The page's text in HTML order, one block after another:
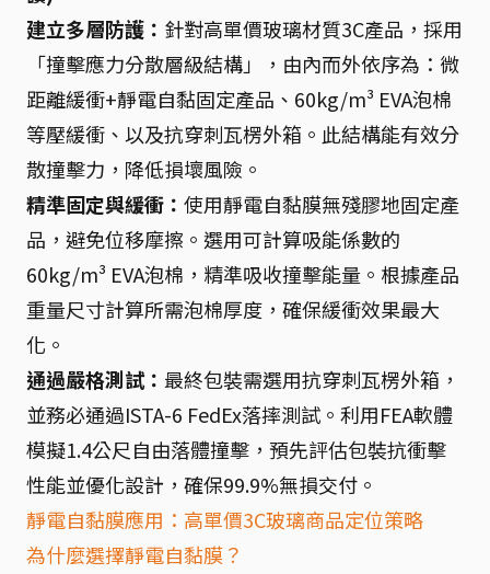
建立多層防護： 針對高單價玻璃材質3C產品，採用
「撞擊應力分散層級結構」，由內而外依序為：微
距離緩衝+靜電自黏固定產品、60kg/m³ EVA泡棉
等壓緩衝、以及抗穿刺瓦楞外箱。此結構能有效分
散撞擊力，降低損壞風險。
精準固定與緩衝： 使用靜電自黏膜無殘膠地固定產
品，避免位移摩擦。選用可計算吸能係數的
60kg/m³ EVA泡棉，精準吸收撞擊能量。根據產品
重量尺寸計算所需泡棉厚度，確保緩衝效果最大
化。
通過嚴格測試： 最終包裝需選用抗穿刺瓦楞外箱，
並務必通過ISTA-6 FedEx落摔測試。利用FEA軟體
模擬1.4公尺自由落體撞擊，預先評估包裝抗衝擊
性能並優化設計，確保99.9%無損交付。
靜電自黏膜應用：高單價3C玻璃商品定位策略
為什麼選擇靜電自黏膜？